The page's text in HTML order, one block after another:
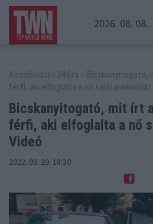
2026. 08. 08.
Kezdőoldal » 24 óra » Bicskanyitogató,
férfi, aki elfoglalta a nő saját parkolóját
Bicskanyitogató, mit írt
férfi, aki elfoglalta a nő
Videó
2022. 09. 29. 18:30